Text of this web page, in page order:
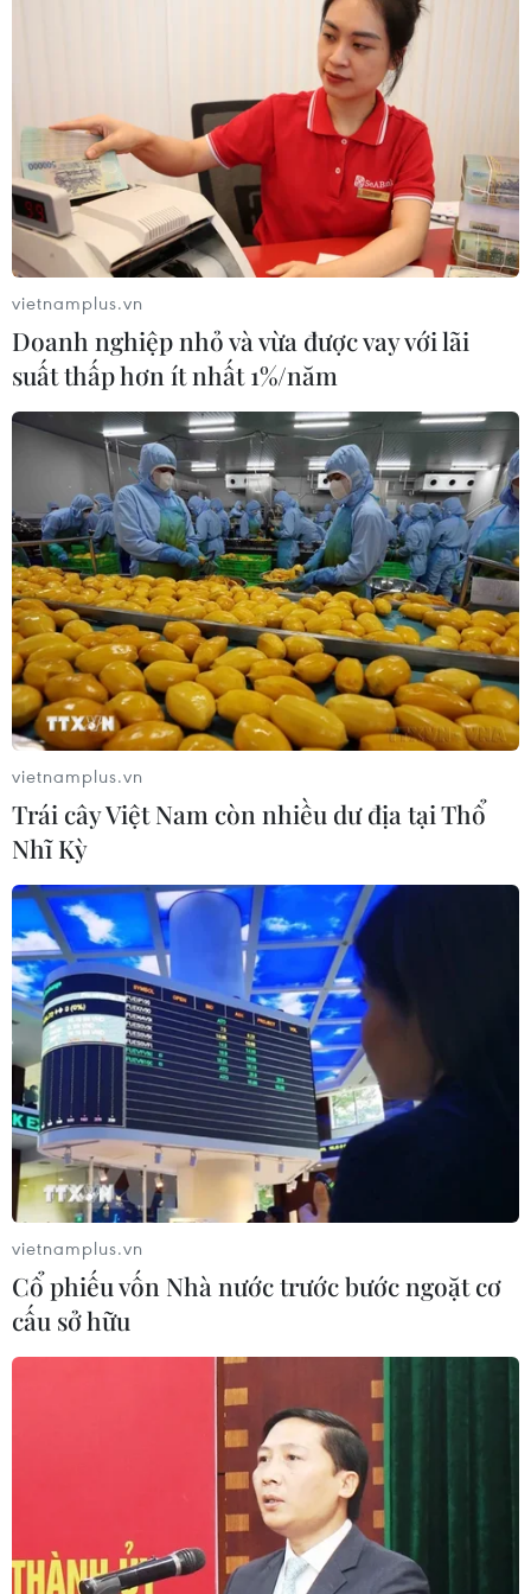
vietnamplus.vn
Doanh nghiệp nhỏ và vừa được vay với lãi
suất thấp hơn ít nhất 1%/năm
vietnamplus.vn
Trái cây Việt Nam còn nhiều dư địa tại Thổ
Nhĩ Kỳ
vietnamplus.vn
Cổ phiếu vốn Nhà nước trước bước ngoặt cơ
cấu sở hữu